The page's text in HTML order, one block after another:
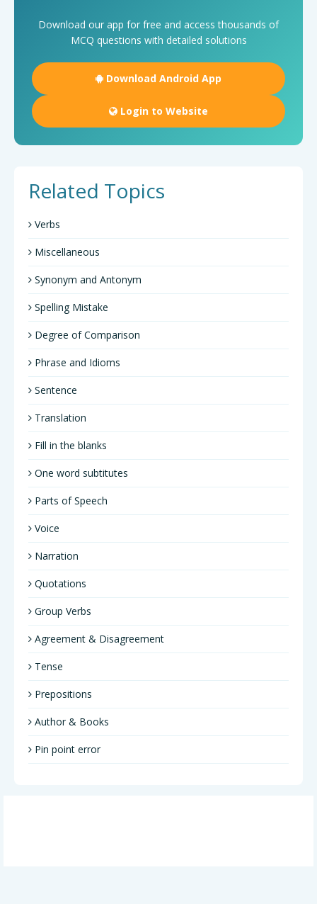
Download our app for free and access thousands of
MCQ questions with detailed solutions
Download Android App
Login to Website
Related Topics
Verbs
Miscellaneous
Synonym and Antonym
Spelling Mistake
Degree of Comparison
Phrase and Idioms
Sentence
Translation
Fill in the blanks
One word subtitutes
Parts of Speech
Voice
Narration
Quotations
Group Verbs
Agreement & Disagreement
Tense
Prepositions
Author & Books
Pin point error